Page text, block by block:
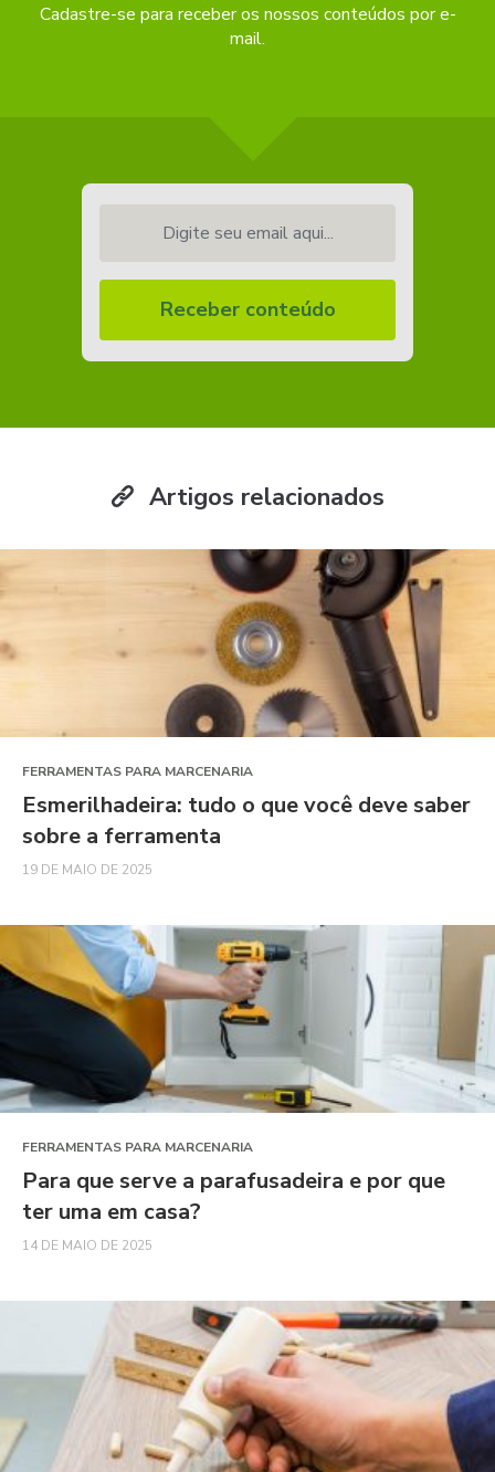
Cadastre-se para receber os nossos conteúdos por e-
mail.
Receber conteúdo
Artigos relacionados
FERRAMENTAS PARA MARCENARIA
Esmerilhadeira: tudo o que você deve saber
sobre a ferramenta
19 DE MAIO DE 2025
FERRAMENTAS PARA MARCENARIA
Para que serve a parafusadeira e por que
ter uma em casa?
14 DE MAIO DE 2025